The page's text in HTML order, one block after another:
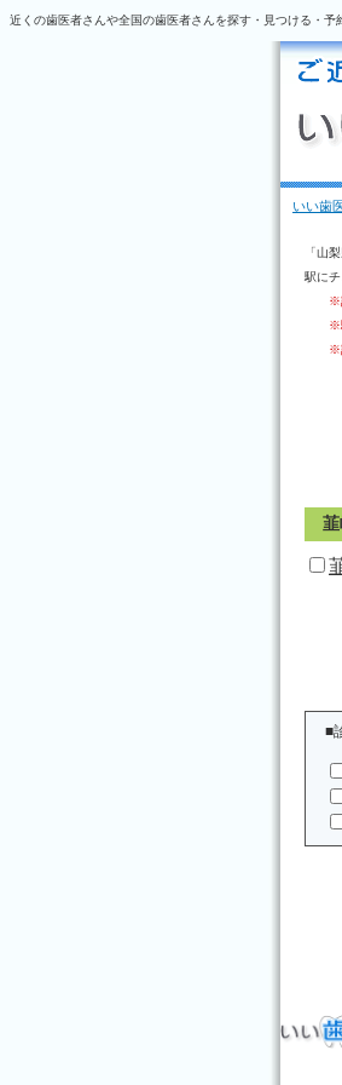
近くの歯医者さんや全国の歯医者さんを探す・見つける・
いい歯
「山
駅に
※
※
※
■